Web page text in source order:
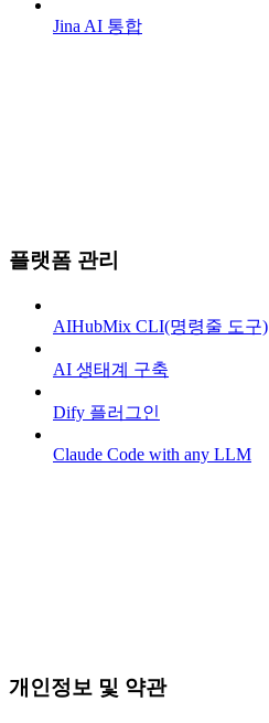
Jina AI 통합
플랫폼 관리
AIHubMix CLI(명령줄 도구)
AI 생태계 구축
Dify 플러그인
Claude Code with any LLM
개인정보 및 약관